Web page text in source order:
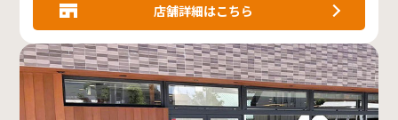
店舗詳細はこちら